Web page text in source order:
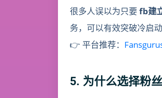
很多人误以为只要 fb建
务，可以有效突破冷启
👉 平台推荐：
5. 为什么选择粉